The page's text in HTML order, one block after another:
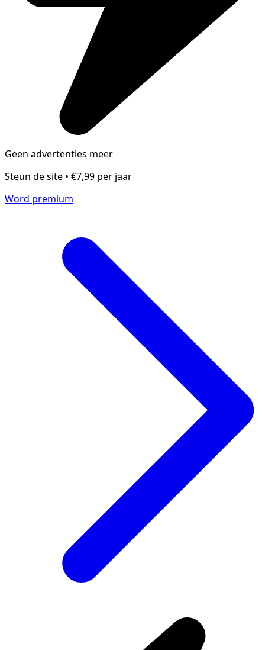
Geen advertenties meer
Steun de site • €7,99 per jaar
Word premium